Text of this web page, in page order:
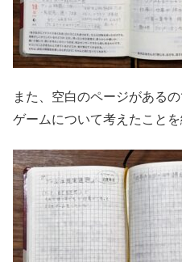
また、空白のページがある
ゲームについて考えたことを